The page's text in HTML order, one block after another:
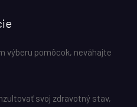
výberu pomôcok, neváhajte
svoj zdravotný stav,